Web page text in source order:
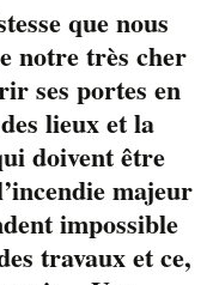
que nous
notre très cher
ses portes en
et la
doivent être
majeur
impossible
travaux et ce,